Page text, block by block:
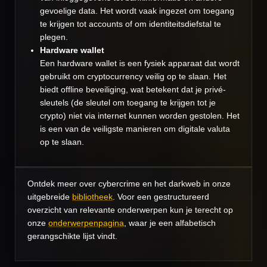
gevoelige data. Het wordt vaak ingezet om toegang
te krijgen tot accounts of om identiteitsdiefstal te
plegen.
Hardware wallet
Een hardware wallet is een fysiek apparaat dat wordt
gebruikt om cryptocurrency veilig op te slaan. Het
biedt offline beveiliging, wat betekent dat je privé-
sleutels (de sleutel om toegang te krijgen tot je
crypto) niet via internet kunnen worden gestolen. Het
is een van de veiligste manieren om digitale valuta
op te slaan.
Ontdek meer over cybercrime en het darkweb in onze
uitgebreide bibliotheek . Voor een gestructureerd
overzicht van relevante onderwerpen kun je terecht op
onze onderwerpenpagina , waar je een alfabetisch
gerangschikte lijst vindt.